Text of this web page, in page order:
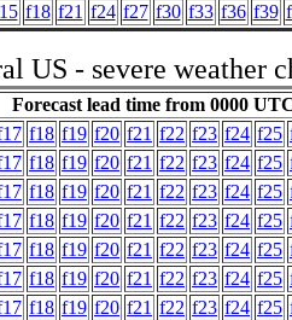
f18 f21 f24 f27 f30 f33 f36 f39
US - severe weather
Forecast lead time from 0000
f18 f19 f20 f21 f22 f23 f24 f25
f18 f19 f20 f21 f22 f23 f24 f25
f18 f19 f20 f21 f22 f23 f24 f25
f18 f19 f20 f21 f22 f23 f24 f25
f18 f19 f20 f21 f22 f23 f24 f25
f18 f19 f20 f21 f22 f23 f24 f25
f18 f19 f20 f21 f22 f23 f24 f25